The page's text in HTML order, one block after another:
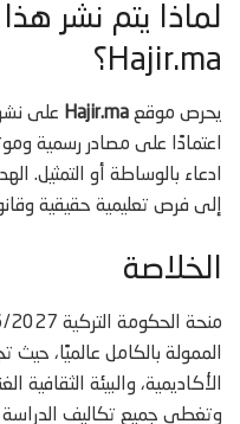
لماذا يتم نشر
Hajir.ma؟
يحرص موقع Hajir.ma على
اعتمادًا على مصادر رسمية
ادعاء بالوساطة أو التمثيل.
إلى فرص تعليمية حقيقية
الخلاصة
الممولة بالكامل عالميًا، حيث
الأكاديمية، والبيئة
وتغطي جميع تكاليف الدراسة